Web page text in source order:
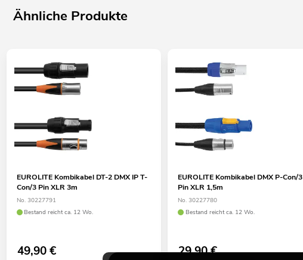
Ähnliche Produkte
EUROLITE Kombikabel DT-2 DMX IP T-
Con/3 Pin XLR 3m
No. 30227791
Bestand reicht ca. 12 Wo.
49,90€
EUROLITE Kombikabel DMX P-Con/3
Pin XLR 1,5m
No. 30227780
Bestand reicht ca. 12 Wo.
29,90€